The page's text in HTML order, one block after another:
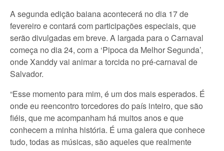
A segunda edição baiana acontecerá no dia 17 de
fevereiro e contará com participações especiais, que
serão divulgadas em breve. A largada para o Carnaval
começa no dia 24, com a ‘Pipoca da Melhor Segunda’,
onde Xanddy vai animar a torcida no pré-carnaval de
Salvador.
“Esse momento para mim, é um dos mais esperados. É
onde eu reencontro torcedores do país inteiro, que são
fiéis, que me acompanham há muitos anos e que
conhecem a minha história. É uma galera que conhece
tudo, todas as músicas, são aqueles que realmente